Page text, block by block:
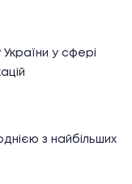
у сфері
з найбільших